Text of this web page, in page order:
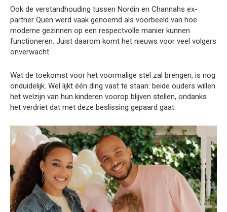
Ook de verstandhouding tussen Nordin en Channahs ex-
partner Quen werd vaak genoemd als voorbeeld van hoe
moderne gezinnen op een respectvolle manier kunnen
functioneren. Juist daarom komt het nieuws voor veel volgers
onverwacht.
Wat de toekomst voor het voormalige stel zal brengen, is nog
onduidelijk. Wel lijkt één ding vast te staan: beide ouders willen
het welzijn van hun kinderen voorop blijven stellen, ondanks
het verdriet dat met deze beslissing gepaard gaat.